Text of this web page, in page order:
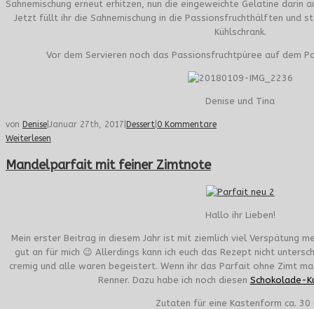
Sahnemischung erneut erhitzen, nun die eingeweichte Gelatine darin
Jetzt füllt ihr die Sahnemischung in die Passionsfruchthälften und
Kühlschrank.
Vor dem Servieren noch das Passionsfruchtpüree auf dem
Denise und Tina
von Denise Januar 27th, 2017 Dessert 0 Kommentare
Weiterlesen
Mandelparfait mit feiner Zimtnote
Hallo ihr Lieben!
Mein erster Beitrag in diesem Jahr ist mit ziemlich viel Verspätung
gut an für mich 😉 Allerdings kann ich euch das Rezept nicht
cremig und alle waren begeistert. Wenn ihr das Parfait ohne Zimt
Renner. Dazu habe ich noch diesen Schokolade-
Zutaten für eine Kastenform ca. 30